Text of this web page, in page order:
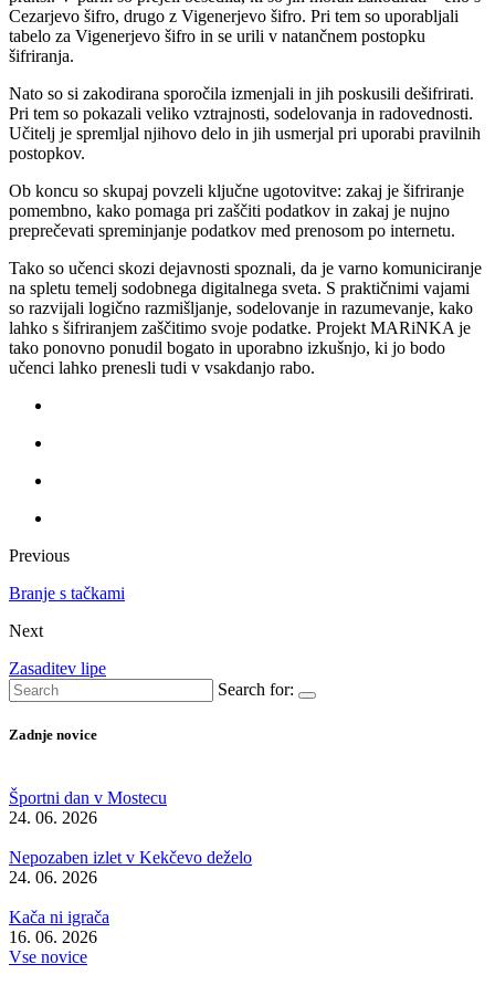
Cezarjevo šifro, drugo z Vigenerjevo šifro. Pri tem so uporabljali
tabelo za Vigenerjevo šifro in se urili v natančnem postopku
šifriranja.
Nato so si zakodirana sporočila izmenjali in jih poskusili dešifrirati.
Pri tem so pokazali veliko vztrajnosti, sodelovanja in radovednosti.
Učitelj je spremljal njihovo delo in jih usmerjal pri uporabi pravilnih
postopkov.
Ob koncu so skupaj povzeli ključne ugotovitve: zakaj je šifriranje
pomembno, kako pomaga pri zaščiti podatkov in zakaj je nujno
preprečevati spreminjanje podatkov med prenosom po internetu.
Tako so učenci skozi dejavnosti spoznali, da je varno komuniciranje
na spletu temelj sodobnega digitalnega sveta. S praktičnimi vajami
so razvijali logično razmišljanje, sodelovanje in razumevanje, kako
lahko s šifriranjem zaščitimo svoje podatke. Projekt MARiNKA je
tako ponovno ponudil bogato in uporabno izkušnjo, ki jo bodo
učenci lahko prenesli tudi v vsakdanjo rabo.
Previous
Branje s tačkami
Next
Zasaditev lipe
Search for:
Zadnje novice
Športni dan v Mostecu
24. 06. 2026
Nepozaben izlet v Kekčevo deželo
24. 06. 2026
Kača ni igrača
16. 06. 2026
Vse novice